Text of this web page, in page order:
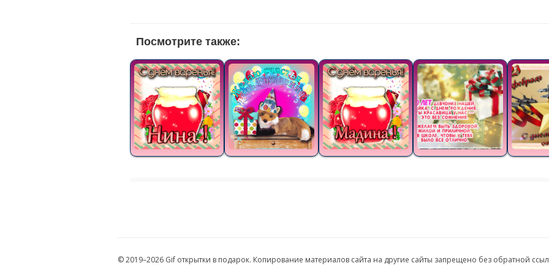
Посмотрите также:
© 2019–2026 Gif открытки в подарок. Копирование материалов сайта на другие сайты запрещено без обратной